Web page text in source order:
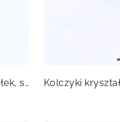
Kolczyki kokardki, różowy kryształek, stal S215533S00